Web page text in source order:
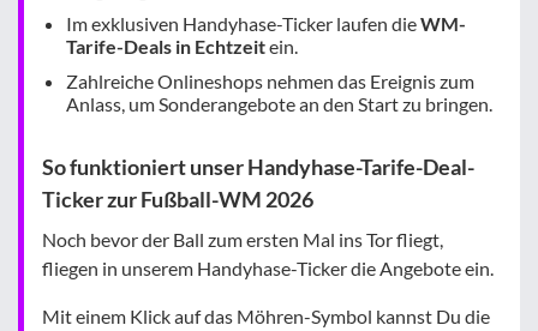
Im exklusiven Handyhase-Ticker laufen dieWM-
Tarife-Deals in Echtzeitein.
Zahlreiche Onlineshops nehmen das Ereignis zum
Anlass, um Sonderangebote an den Start zu bringen.
So funktioniert unser Handyhase-Tarife-Deal-
Ticker zur Fußball-WM 2026
Noch bevor der Ball zum ersten Mal ins Tor fliegt,
fliegen in unserem Handyhase-Ticker die Angebote ein.
Mit einem Klick auf das Möhren-Symbol kannst Du die